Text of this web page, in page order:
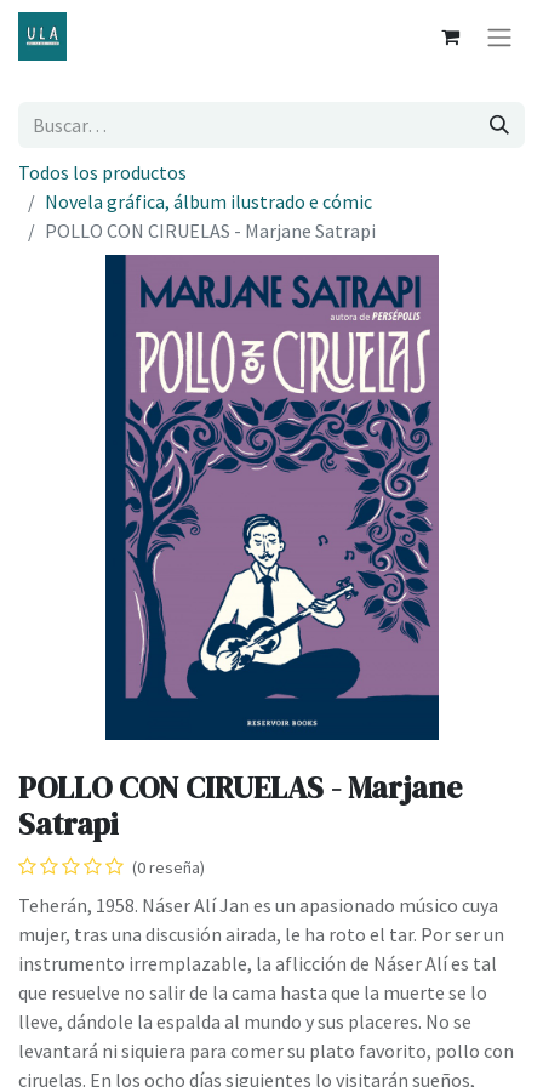
Todos los productos
Novela gráfica, álbum ilustrado e cómic
POLLO CON CIRUELAS - Marjane Satrapi
POLLO CON CIRUELAS - Marjane
Satrapi
(0 reseña)
Teherán, 1958. Náser Alí Jan es un apasionado músico cuya
mujer, tras una discusión airada, le ha roto el tar. Por ser un
instrumento irremplazable, la aflicción de Náser Alí es tal
que resuelve no salir de la cama hasta que la muerte se lo
lleve, dándole la espalda al mundo y sus placeres. No se
levantará ni siquiera para comer su plato favorito, pollo con
ciruelas. En los ocho días siguientes lo visitarán sueños,